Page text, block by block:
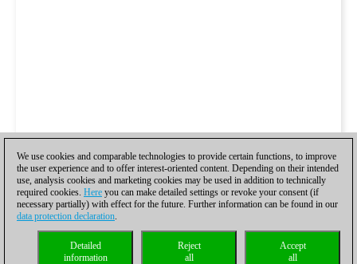
We use cookies and comparable technologies to provide certain functions, to improve
the user experience and to offer interest-oriented content. Depending on their intended
use, analysis cookies and marketing cookies may be used in addition to technically
required cookies. Here you can make detailed settings or revoke your consent (if
necessary partially) with effect for the future. Further information can be found in our
data protection declaration.
Accept
all
Reject
all
Detailed
information